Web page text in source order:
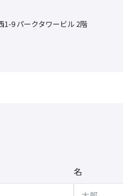
1-9 パークタワービル 2階
名